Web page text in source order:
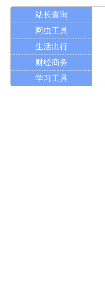
站长查询
网虫工具
生活出行
财经商务
学习工具